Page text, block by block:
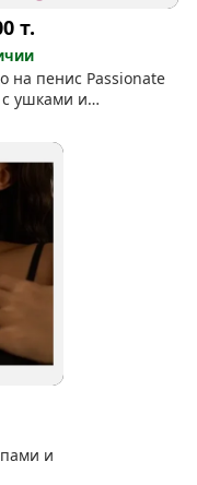
т.
на пенис Passionate
ушками и
и